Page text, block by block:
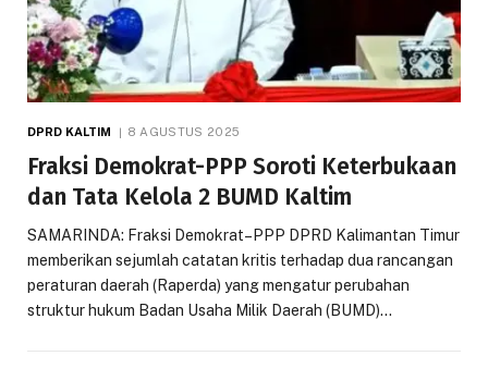
DPRD KALTIM 8 AGUSTUS 2025
Fraksi Demokrat-PPP Soroti Keterbukaan
dan Tata Kelola 2 BUMD Kaltim
SAMARINDA: Fraksi Demokrat–PPP DPRD Kalimantan Timur
memberikan sejumlah catatan kritis terhadap dua rancangan
peraturan daerah (Raperda) yang mengatur perubahan
struktur hukum Badan Usaha Milik Daerah (BUMD)…